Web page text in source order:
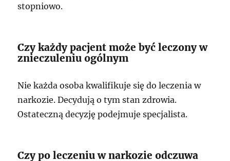
stopniowo.
Czy każdy pacjent może być leczony w
znieczuleniu ogólnym
Nie każda osoba kwalifikuje się do leczenia w
narkozie. Decydują o tym stan zdrowia.
Ostateczną decyzję podejmuje specjalista.
Czy po leczeniu w narkozie odczuwa